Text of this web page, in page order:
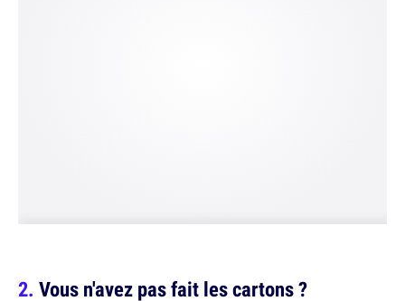
Vous n'avez pas fait les cartons ?